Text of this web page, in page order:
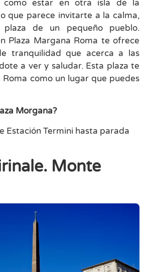
estar en otra isla de la
que parece invitarte a la calma,
de un pequeño pueblo.
Plaza Margana Roma te ofrece
tranquilidad que acerca a las
a ver y saludar. Esta plaza te
como un lugar que puedes
Morgana?
Estación Termini hasta parada
Monte